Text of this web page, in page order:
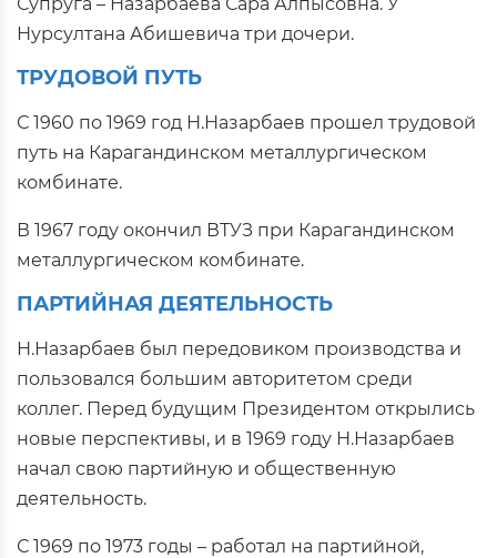
Нурсултана Абишевича три дочери.
ТРУДОВОЙ ПУТЬ
С 1960 по 1969 год Н.Назарбаев прошел трудовой
путь на Карагандинском металлургическом
комбинате.
В 1967 году окончил ВТУЗ при Карагандинском
металлургическом комбинате.
ПАРТИЙНАЯ ДЕЯТЕЛЬНОСТЬ
Н.Назарбаев был передовиком производства и
пользовался большим авторитетом среди
коллег. Перед будущим Президентом открылись
новые перспективы, и в 1969 году Н.Назарбаев
начал свою партийную и общественную
деятельность.
С 1969 по 1973 годы – работал на партийной,